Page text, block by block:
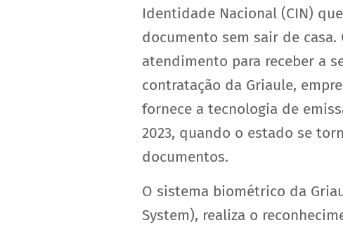
Identidade Nacional (CIN)
documento sem sair de
atendimento para receber a
contratação da Griaule,
fornece a tecnologia de
2023, quando o estado se
documentos.
O sistema biométrico da
System), realiza o